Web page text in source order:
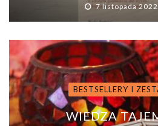
7 listopada 2022
BESTSELLERY I
WIEDZA